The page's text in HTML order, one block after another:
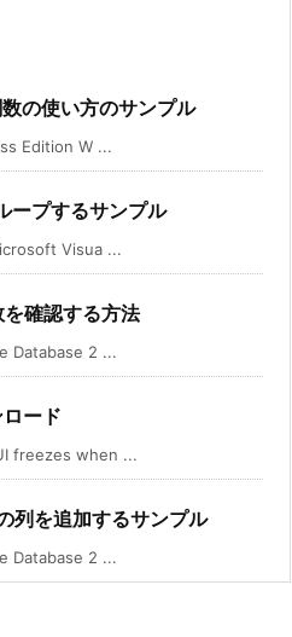
の使い方のサンプル
Edition W ...
ープするサンプル
Visua ...
確認する方法
Database 2 ...
ード
freezes when ...
列を追加するサンプル
Database 2 ...